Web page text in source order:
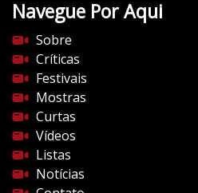
e
s
d
o
c
i
n
e
m
Navegue Por Aqui
Sobre
Críticas
Festivais
Mostras
Curtas
Vídeos
Listas
Notícias